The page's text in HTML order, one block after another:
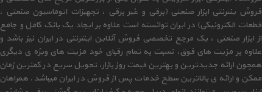
فروش ینترنتی ابزار صنعتی (برقی و غیر برقی ، تجهیزات اتوماسیون صنعتی ،
قطعات الکترونیکی) در ایران توانسته است علاوه بر ایجاد یک بانک کامل و جامع
از ابزار صنعتی ، یک مرجع تخصصی فروش آنلاین اینترنتی در ایران نیز باشد و
علاوه بر مزیت های فوق، نسبت به تمام رقبای خود مزیت های ویژه ی دیگری
همچون ارائه جدیدترین و بهترین قیمت روز بازار، تحویل سریع در کمترین زمان
ممکن و ارائه ی بالاترین سطح خدمات پس از فروش در ایران میباشد. همراهان